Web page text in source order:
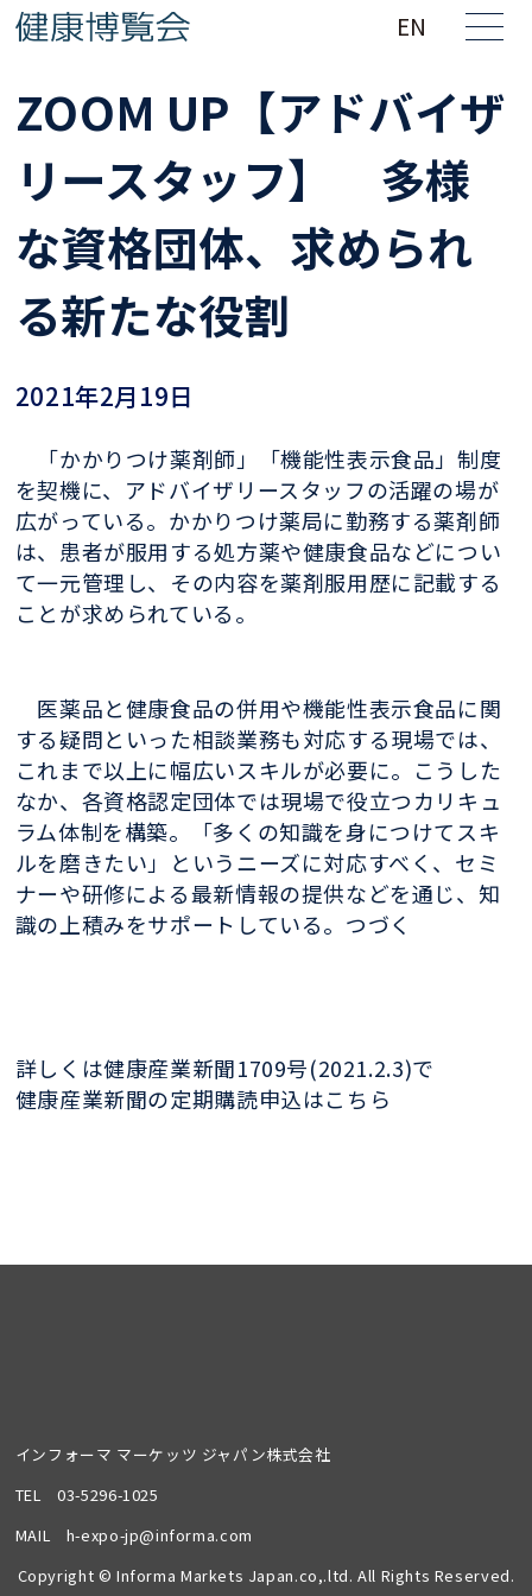
EN
ZOOM UP【アドバイザ
リースタッフ】 多様
な資格団体、求められ
る新たな役割
2021年2月19日
「かかりつけ薬剤師」「機能性表示食品」制度
を契機に、アドバイザリースタッフの活躍の場が
広がっている。かかりつけ薬局に勤務する薬剤師
は、患者が服用する処方薬や健康食品などについ
て一元管理し、その内容を薬剤服用歴に記載する
ことが求められている。
医薬品と健康食品の併用や機能性表示食品に関
する疑問といった相談業務も対応する現場では、
これまで以上に幅広いスキルが必要に。こうした
なか、各資格認定団体では現場で役立つカリキュ
ラム体制を構築。「多くの知識を身につけてスキ
ルを磨きたい」というニーズに対応すべく、セミ
ナーや研修による最新情報の提供などを通じ、知
識の上積みをサポートしている。つづく
詳しくは健康産業新聞1709号(2021.2.3)で
健康産業新聞の定期購読申込はこちら
インフォーマ マーケッツ ジャパン株式会社
TEL03-5296-1025
MAIL h-expo-jp@informa.com
Copyright © Informa Markets Japan.co,.ltd. All Rights Reserved.